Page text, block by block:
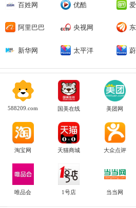
百姓网 优酷
阿里巴巴 央视网
新华网 太平洋
588209.com 国美在线 美团网
淘宝网 天猫商城 大众点评
唯品会 1号店 当当网